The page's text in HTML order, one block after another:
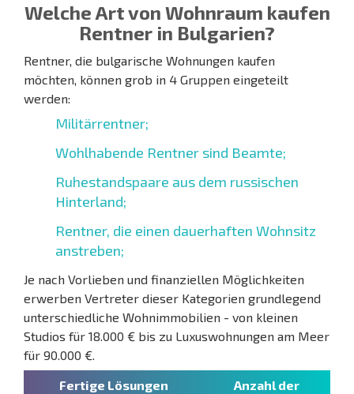
Welche Art von Wohnraum kaufen
Rentner in Bulgarien?
Rentner, die bulgarische Wohnungen kaufen
möchten, können grob in 4 Gruppen eingeteilt
werden:
Militärrentner;
Wohlhabende Rentner sind Beamte;
Ruhestandspaare aus dem russischen
Hinterland;
Rentner, die einen dauerhaften Wohnsitz
anstreben;
Je nach Vorlieben und finanziellen Möglichkeiten
erwerben Vertreter dieser Kategorien grundlegend
unterschiedliche Wohnimmobilien - von kleinen
Studios für 18.000 € bis zu Luxuswohnungen am Meer
für 90.000 €.
Fertige Lösungen
Anzahl der